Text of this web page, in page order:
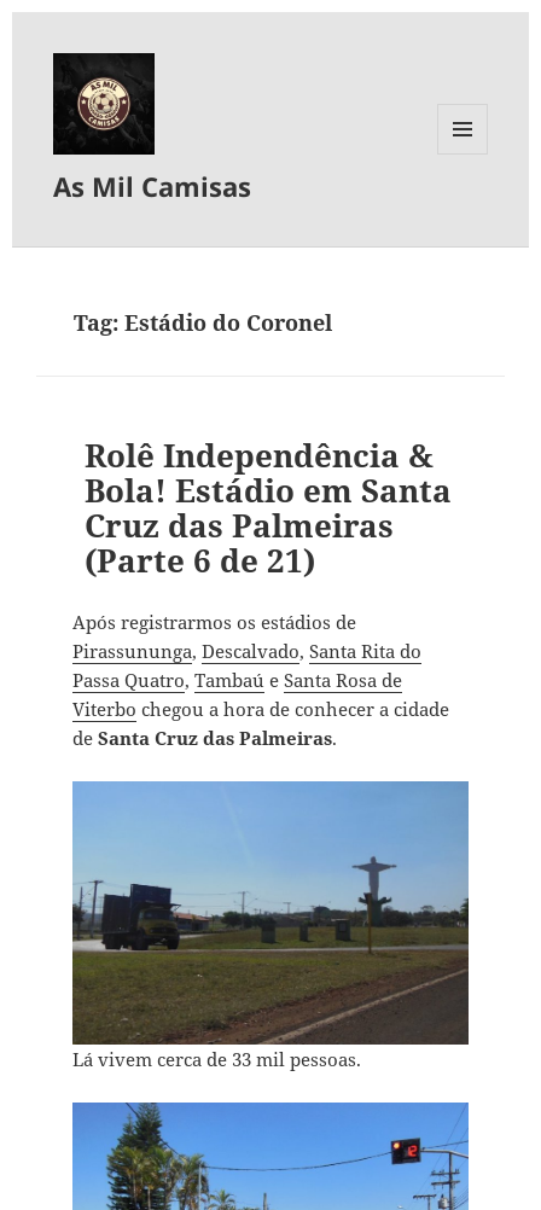
As Mil Camisas
Tag:Estádio do Coronel
Rolê Independência &
Bola! Estádio em Santa
Cruz das Palmeiras
(Parte 6 de 21)
Após registrarmos os estádios de
Pirassununga, Descalvado, Santa Rita do
Passa Quatro, Tambaú e Santa Rosa de
Viterbo chegou a hora de conhecer a cidade
de Santa Cruz das Palmeiras.
Lá vivem cerca de 33 mil pessoas.